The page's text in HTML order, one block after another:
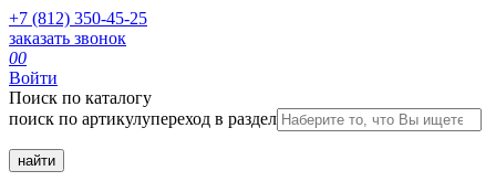
+7 (812) 350-45-25
заказать звонок
00
Войти
Поиск по каталогу
поиск по артикулупереход в раздел